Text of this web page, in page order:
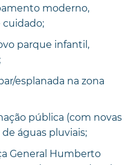
moderno,
parque infantil,
esplanada na zona
pública (com novas
águas pluviais;
General Humberto